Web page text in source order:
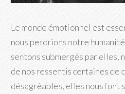
Le monde émotionnel est
nous perdrions notre
sentons submergés par elles,
de nos ressentis certaines de
désagréables, elles nous font